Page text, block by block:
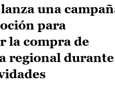
una
para
la compra de
regional durante